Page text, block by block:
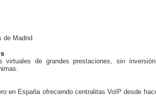
de Madrid
virtuales de grandes prestaciones, sin
en España ofreciendo centralitas VoIP desde